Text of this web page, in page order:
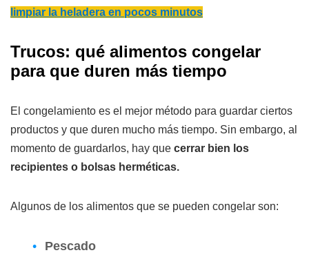
limpiar la heladera en pocos minutos
Trucos: qué alimentos congelar
para que duren más tiempo
El congelamiento es el mejor método para guardar ciertos
productos y que duren mucho más tiempo. Sin embargo, al
momento de guardarlos, hay que cerrar bien los
recipientes o bolsas herméticas.
Algunos de los alimentos que se pueden congelar son:
Pescado